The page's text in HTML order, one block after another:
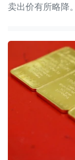
卖出价有所略降。